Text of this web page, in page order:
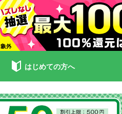
はじめての方へ